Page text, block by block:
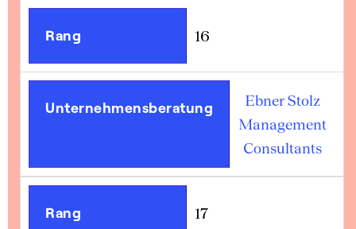
Rang 16
Unternehmensberatung
Ebner Stolz
Management
Consultants
Rang 17